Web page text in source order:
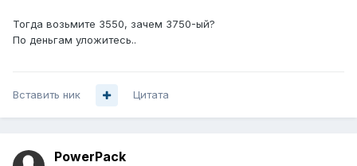
Тогда возьмите 3550, зачем 3750-ый?
По деньгам уложитесь..
Вставить ник Цитата
PowerPack